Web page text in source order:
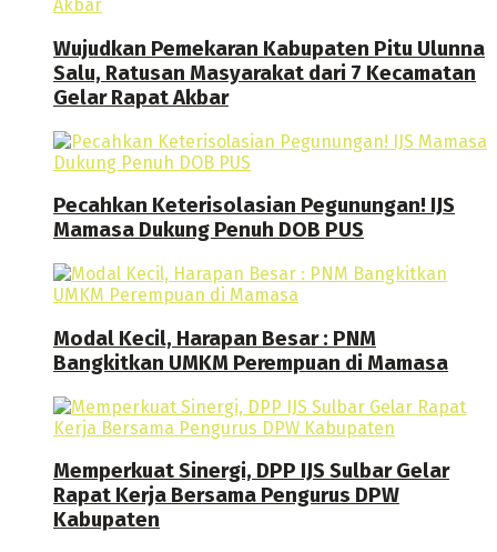
Wujudkan Pemekaran Kabupaten Pitu Ulunna
Salu, Ratusan Masyarakat dari 7 Kecamatan
Gelar Rapat Akbar
Pecahkan Keterisolasian Pegunungan! IJS
Mamasa Dukung Penuh DOB PUS
Modal Kecil, Harapan Besar : PNM
Bangkitkan UMKM Perempuan di Mamasa
Memperkuat Sinergi, DPP IJS Sulbar Gelar
Rapat Kerja Bersama Pengurus DPW
Kabupaten